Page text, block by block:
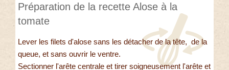
Préparation de la recette Alose à la
tomate
Lever les filets d'alose sans les détacher de la tête, de la
queue, et sans ouvrir le ventre.
Sectionner l'arête centrale et tirer soigneusement l'arête et